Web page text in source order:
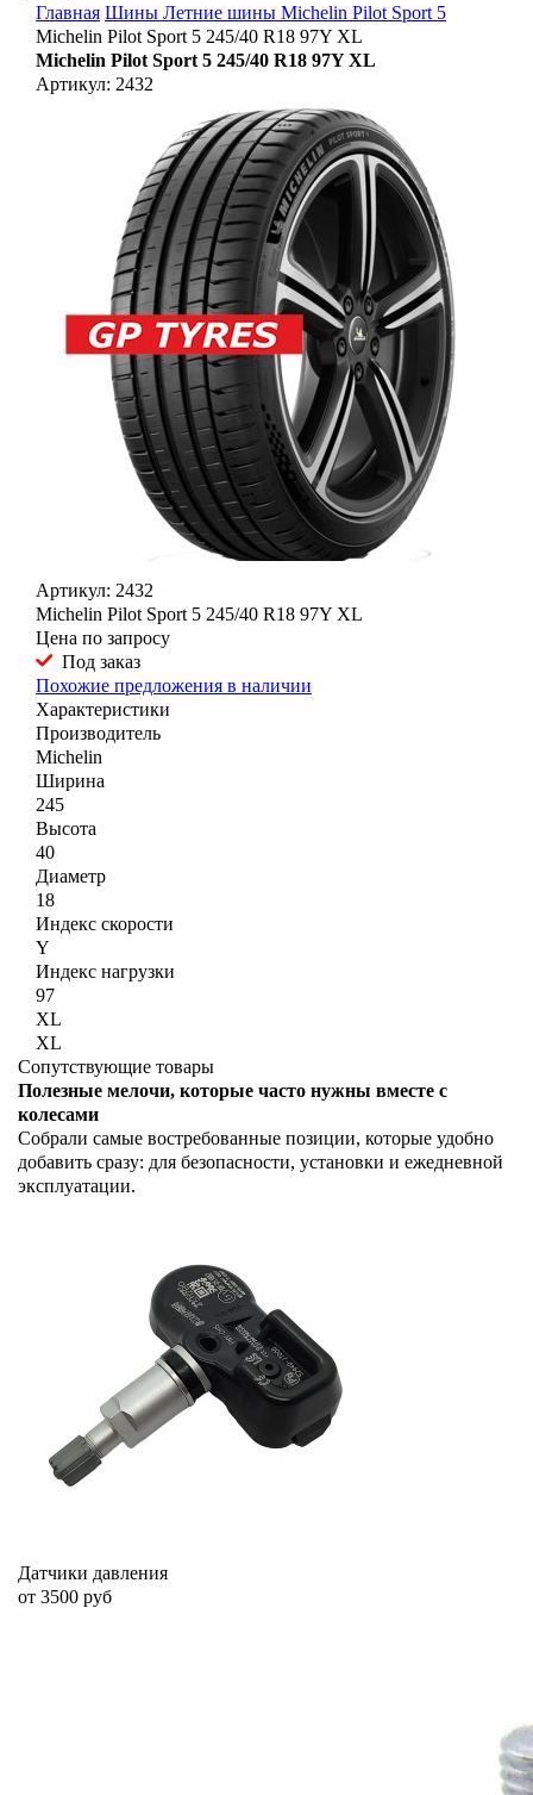
Главная Шины Летние шины Michelin Pilot Sport 5
Michelin Pilot Sport 5 245/40 R18 97Y XL
Michelin Pilot Sport 5 245/40 R18 97Y XL
Артикул: 2432
Артикул: 2432
Michelin Pilot Sport 5 245/40 R18 97Y XL
Цена по запросу
Под заказ
Похожие предложения в наличии
Характеристики
Производитель
Michelin
Ширина
245
Высота
40
Диаметр
18
Индекс скорости
Y
Индекс нагрузки
97
XL
XL
Сопутствующие товары
Полезные мелочи, которые часто нужны вместе с
колесами
Собрали самые востребованные позиции, которые удобно
добавить сразу: для безопасности, установки и ежедневной
эксплуатации.
Датчики давления
от 3500 руб